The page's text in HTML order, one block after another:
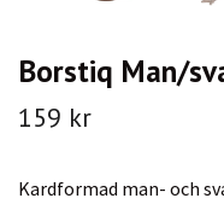
Borstiq Man/
159 kr
Kardformad man- och